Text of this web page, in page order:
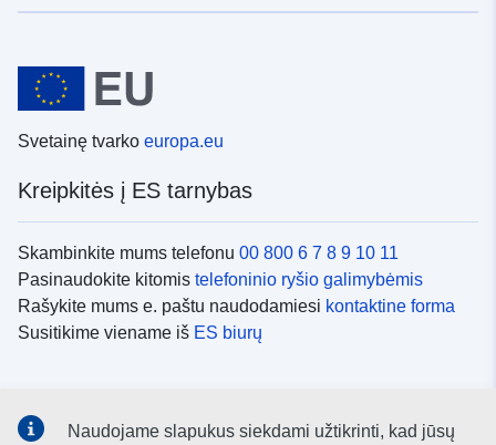
Svetainę tvarko europa.eu
Kreipkitės į ES tarnybas
Skambinkite mums telefonu 00 800 6 7 8 9 10 11
Pasinaudokite kitomis telefoninio ryšio galimybėmis
Rašykite mums e. paštu naudodamiesi kontaktine forma
Susitikime viename iš ES biurų
Naudojame slapukus siekdami užtikrinti, kad jūsų